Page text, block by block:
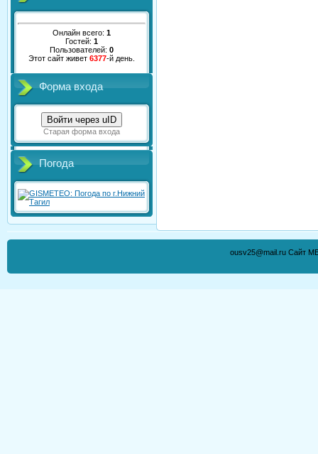
Онлайн всего: 1
Гостей: 1
Пользователей: 0
Этот сайт живет 6377-й день.
Форма входа
Войти через uID
Старая форма входа
Погода
ousv25@mail.ru Сайт